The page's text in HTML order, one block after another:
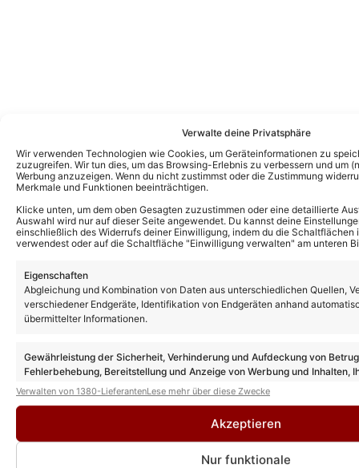
Verwalte deine Privatsphäre
Wir verwenden Technologien wie Cookies, um Geräteinformationen zu
zuzugreifen. Wir tun dies, um das Browsing-Erlebnis zu verbessern und um
Werbung anzuzeigen. Wenn du nicht zustimmst oder die Zustimmung
Merkmale und Funktionen beeinträchtigen.
Klicke unten, um dem oben Gesagten zuzustimmen oder eine detaillierte
Auswahl wird nur auf dieser Seite angewendet. Du kannst deine
einschließlich des Widerrufs deiner Einwilligung, indem du die
verwendest oder auf die Schaltfläche "Einwilligung verwalten" am unteren
Eigenschaften
Abgleichung und Kombination von Daten aus unterschiedlichen Quellen,
verschiedener Endgeräte, Identifikation von Endgeräten anhand
übermittelter Informationen.
Gewährleistung der Sicherheit, Verhinderung und Aufdeckung von
Fehlerbehebung, Bereitstellung und Anzeige von Werbung und Inhalten,
Entscheidungen zum Datenschutz speichern und übermitteln.
Verwalten von 1380-LieferantenLese mehr über diese Zwecke
Akzeptieren
Nur funktionale
Weitere News
Sommerpause: Doch wann geht es weiter?
„Rote Rosen“ Vorschau: Schock für